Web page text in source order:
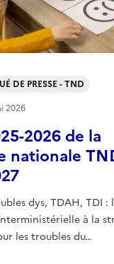
2026 de la
nationale
dys, TDAH, TDI :
à la
les troubles du…
DE PRESSE - TND
2026